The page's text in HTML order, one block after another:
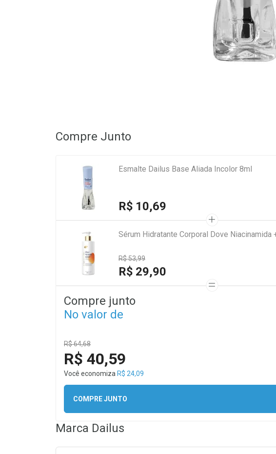
Compre Junto
Esmalte Dailus Base Aliada Incolor 8ml
R$ 10,69
Sérum Hidratante Corporal Dove Niacinamida
R$ 53,99
R$ 29,90
Compre junto
No valor de
R$ 64,68
R$ 40,59
Você economiza R$ 24,09
COMPRE JUNTO
Marca Dailus